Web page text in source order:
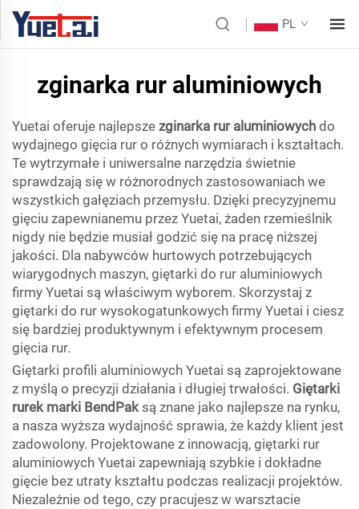
PL
zginarka rur aluminiowych
Yuetai oferuje najlepsze zginarka rur aluminiowych do
wydajnego gięcia rur o różnych wymiarach i kształtach.
Te wytrzymałe i uniwersalne narzędzia świetnie
sprawdzają się w różnorodnych zastosowaniach we
wszystkich gałęziach przemysłu. Dzięki precyzyjnemu
gięciu zapewnianemu przez Yuetai, żaden rzemieślnik
nigdy nie będzie musiał godzić się na pracę niższej
jakości. Dla nabywców hurtowych potrzebujących
wiarygodnych maszyn, giętarki do rur aluminiowych
firmy Yuetai są właściwym wyborem. Skorzystaj z
giętarki do rur wysokogatunkowych firmy Yuetai i ciesz
się bardziej produktywnym i efektywnym procesem
gięcia rur.
Giętarki profili aluminiowych Yuetai są zaprojektowane
z myślą o precyzji działania i długiej trwałości. Giętarki
rurek marki BendPak są znane jako najlepsze na rynku,
a nasza wyższa wydajność sprawia, że każdy klient jest
zadowolony. Projektowane z innowacją, giętarki rur
aluminiowych Yuetai zapewniają szybkie i dokładne
gięcie bez utraty kształtu podczas realizacji projektów.
Niezależnie od tego, czy pracujesz w warsztacie